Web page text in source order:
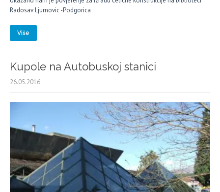
Radosav Ljumovic -Podgorica
Više
Kupole na Autobuskoj stanici
26.05.2016